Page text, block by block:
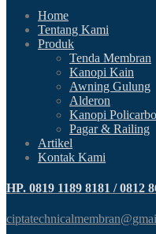
Home
Tentang Kami
Produk
Tenda Membran
Kanopi Kain
Awning Gulung
Alderon
Kanopi
Pagar & Railing
Artikel
Kontak Kami
HP. 0819 1189 8181 / 0812